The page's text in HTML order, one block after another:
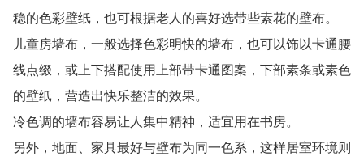
稳的色彩壁纸，也可根据老人的喜好选带些素花的壁布。
儿童房墙布，一般选择色彩明快的墙布，也可以饰以卡通腰
线点缀，或上下搭配使用上部带卡通图案，下部素条或素色
的壁纸，营造出快乐整洁的效果。
冷色调的墙布容易让人集中精神，适宜用在书房。
另外，地面、家具最好与壁布为同一色系，这样居室环境则